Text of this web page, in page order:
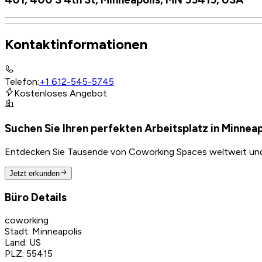
Kontaktinformationen
Telefon:+1 612-545-5745
Kostenloses Angebot
Suchen Sie Ihren perfekten Arbeitsplatz in
Entdecken Sie Tausende von Coworking Spaces weltweit
Jetzt erkunden
Büro Details
coworking
Stadt: Minneapolis
Land: US
PLZ: 55415